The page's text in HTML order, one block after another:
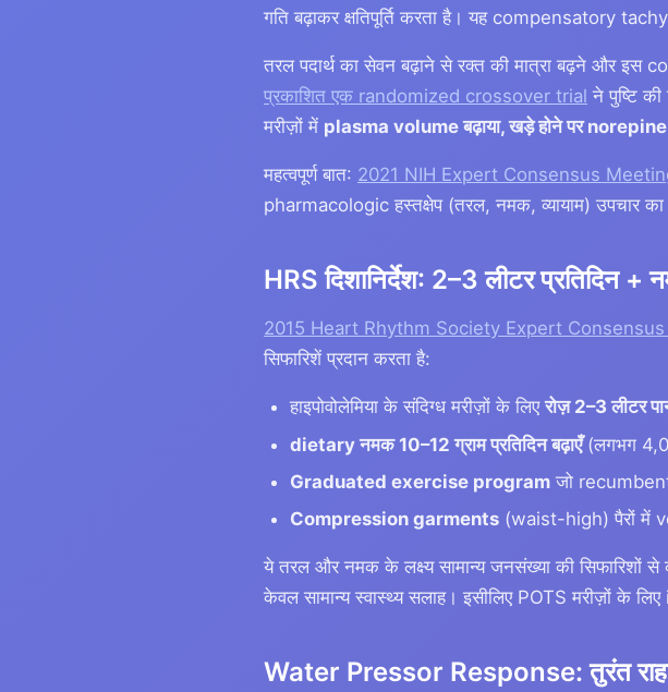
गति बढ़ाकर क्षतिपूर्ति करता है। यह compensatory
तरल पदार्थ का सेवन बढ़ाने से रक्त की मात्रा बढ़ने और
प्रकाशित एक randomized crossover trial ने पुष्टि
मरीज़ों में plasma volume बढ़ाया, खड़े होने पर
महत्वपूर्ण बात: 2021 NIH Expert Consensus
pharmacologic हस्तक्षेप (तरल, नमक, व्यायाम) उपचार का
HRS दिशानिर्देश: 2–3 लीटर प्रतिदिन +
2015 Heart Rhythm Society Expert
सिफारिशें प्रदान करता है:
हाइपोवोलेमिया के संदिग्ध मरीज़ों के लिए रोज़ 2–3 लीटर
dietary नमक 10–12 ग्राम प्रतिदिन बढ़ाएँ(लगभग
Graduated exercise program जो
Compression garments (waist-high) पैरों में
ये तरल और नमक के लक्ष्य सामान्य जनसंख्या की
केवल सामान्य स्वास्थ्य सलाह। इसीलिए POTS मरीज़ों के
Water Pressor Response: तुरंत